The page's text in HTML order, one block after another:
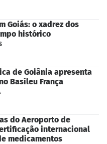
Goiás: o xadrez dos
histórico
de Goiânia apresenta
Basileu França
do Aeroporto de
internacional
medicamentos